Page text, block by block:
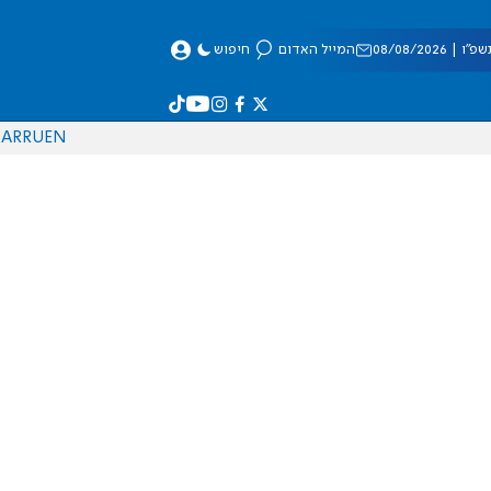
08/2026 המייל האדום חיפוש
EN
RU
AR